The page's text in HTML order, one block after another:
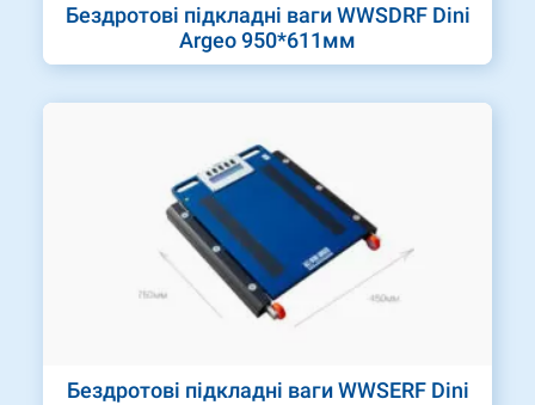
Бездротові підкладні ваги WWSDRF Dini
Argeo 950*611мм
Бездротові підкладні ваги WWSERF Dini